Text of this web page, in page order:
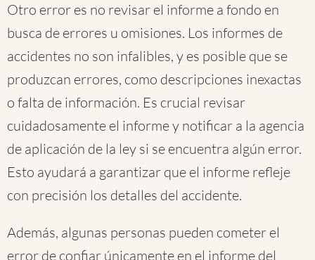
Otro error es no revisar el informe a fondo en
busca de errores u omisiones. Los informes de
accidentes no son infalibles, y es posible que se
produzcan errores, como descripciones inexactas
o falta de información. Es crucial revisar
cuidadosamente el informe y notificar a la agencia
de aplicación de la ley si se encuentra algún error.
Esto ayudará a garantizar que el informe refleje
con precisión los detalles del accidente.
Además, algunas personas pueden cometer el
error de confiar únicamente en el informe del